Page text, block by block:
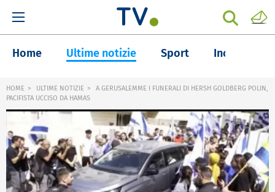
Home Ultime notizie Sport Inchieste
HOME ULTIME NOTIZIE
A GERUSALEMME I FUNERALI DI HERSH GOLDBERG POLIN,
PACIFISTA UCCISO DA HAMAS